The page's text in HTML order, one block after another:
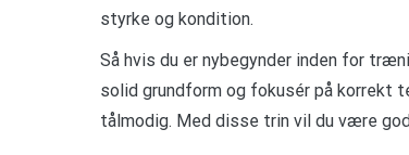
styrke og kondition.
Så hvis du er nybegynder inden for
solid grundform og fokusér på korrekt
tålmodig. Med disse trin vil du være